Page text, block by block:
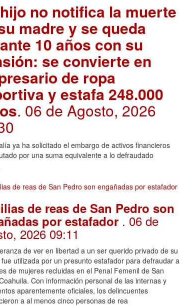
no notifica la muerte
madre y se queda
10 años con su
se convierte en
de ropa
y estafa 248.000
. 06 de Agosto, 2026
ya ha solicitado el embargo de activos financieros
por una suma equivalente a lo defraudado
de reas de San Pedro son
por estafador . 06 de
2026 09:11
de ver en libertad a un ser querido privado de su
utilizada por un presunto estafador para defraudar a
de mujeres recluidas en el Penal Femenil de San
Con información personal de las internas y
aparentemente oficiales, los delincuentes
a al menos cinco personas de rea